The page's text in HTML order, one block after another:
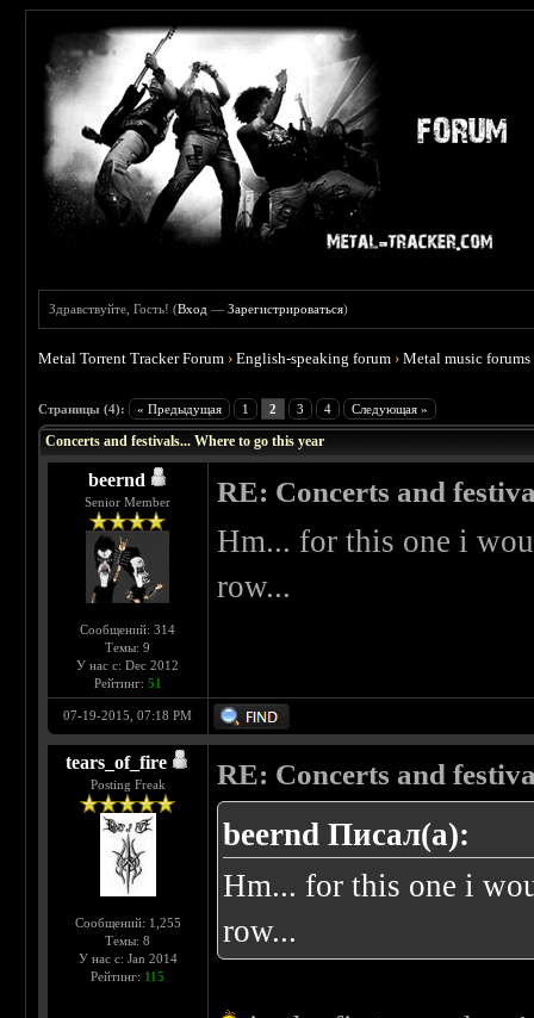
Здравствуйте, Гость! (Вход —Зарегистрироваться)
Metal Torrent Tracker Forum ›English-speaking forum ›Metal music forums
Страницы (4): « Предыдущая 1 2 3 4 Следующая »
Concerts and festivals... Where to go this year
beernd
Senior Member
Сообщений: 314
Темы: 9
У нас с: Dec 2012
Рейтинг: 51
RE: Concerts and
Hm... for this one i
row...
07-19-2015, 07:18 PM
tears_of_fire
Posting Freak
Сообщений: 1,255
Темы: 8
У нас с: Jan 2014
Рейтинг: 115
RE: Concerts and
beernd Писал(а):
Hm... for this one i
row...